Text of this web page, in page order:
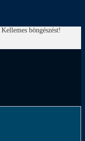
Kellemes böngészést!